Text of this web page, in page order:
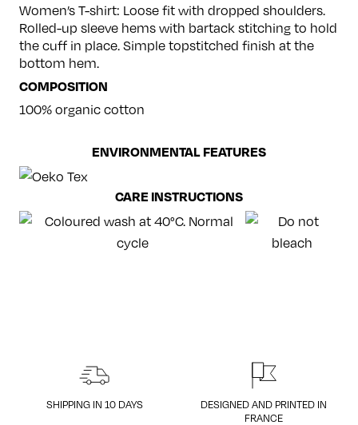
Women’s T-shirt: Loose fit with dropped shoulders.
Rolled-up sleeve hems with bartack stitching to hold
the cuff in place. Simple topstitched finish at the
bottom hem.
COMPOSITION
100% organic cotton
ENVIRONMENTAL FEATURES
CARE INSTRUCTIONS
SHIPPING IN 10 DAYS
DESIGNED AND PRINTED IN
FRANCE